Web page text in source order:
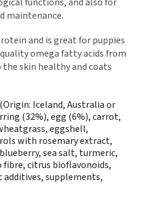
maintenance.
and is great for puppies
omega fatty acids from
skin healthy and coats
Iceland, Australia or
(32%), egg (6%), carrot,
eggshell,
with rosemary extract,
sea salt, turmeric,
citrus bioflavonoids,
additives, supplements,